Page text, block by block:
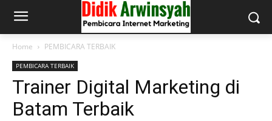
Home PEMBICARA TERBAIK
PEMBICARA TERBAIK
Trainer Digital Marketing di
Batam Terbaik